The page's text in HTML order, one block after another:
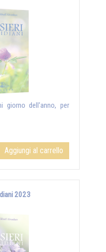
giorno dell'anno, per
Aggiungi al carrello
2023